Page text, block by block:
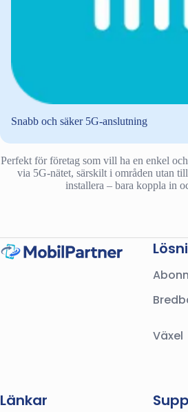
Snabb och säker 5G-anslutning
Perfekt för företag som vill ha en enkel
via 5G-nätet, särskilt i områden utan
installera – bara koppla in
Växel
Länkar